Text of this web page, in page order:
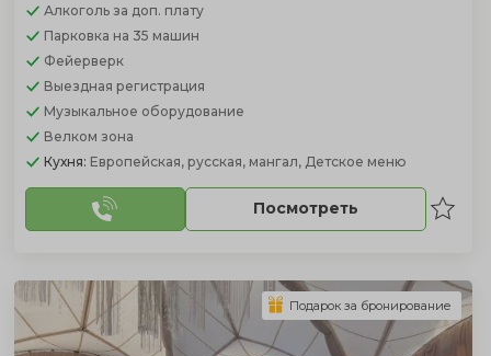
Алкоголь за доп. плату
Парковка на 35 машин
Фейерверк
Выездная регистрация
Музыкальное оборудование
Велком зона
Кухня: Европейская, русская, мангал, Детское меню
Посмотреть
Подарок за бронирование